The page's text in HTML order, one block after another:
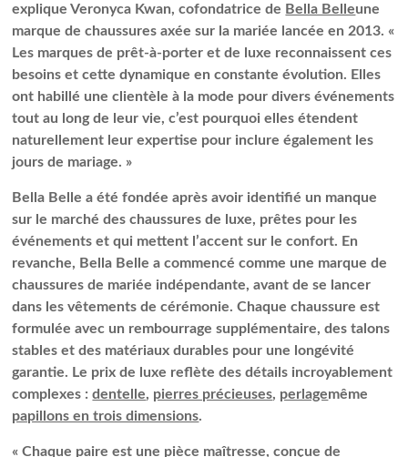
explique Veronyca Kwan, cofondatrice de Bella Belleune
marque de chaussures axée sur la mariée lancée en 2013. «
Les marques de prêt-à-porter et de luxe reconnaissent ces
besoins et cette dynamique en constante évolution. Elles
ont habillé une clientèle à la mode pour divers événements
tout au long de leur vie, c’est pourquoi elles étendent
naturellement leur expertise pour inclure également les
jours de mariage. »
Bella Belle a été fondée après avoir identifié un manque
sur le marché des chaussures de luxe, prêtes pour les
événements et qui mettent l’accent sur le confort. En
revanche, Bella Belle a commencé comme une marque de
chaussures de mariée indépendante, avant de se lancer
dans les vêtements de cérémonie. Chaque chaussure est
formulée avec un rembourrage supplémentaire, des talons
stables et des matériaux durables pour une longévité
garantie. Le prix de luxe reflète des détails incroyablement
complexes :dentelle, pierres précieuses, perlagemême
papillons en trois dimensions.
« Chaque paire est une pièce maîtresse, conçue de